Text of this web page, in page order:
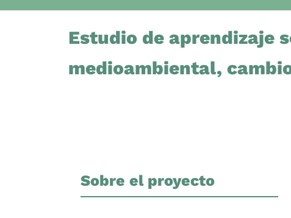
Estudio de aprendizaje
medioambiental,
Sobre el proyecto